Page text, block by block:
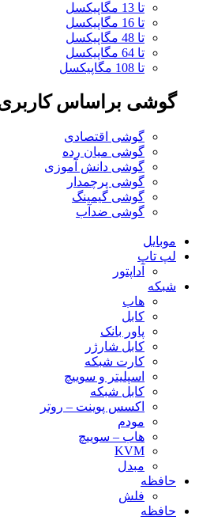
تا 13 مگاپیکسل
تا 16 مگاپیکسل
تا 48 مگاپیکسل
تا 64 مگاپیکسل
تا 108 مگاپیکسل
گوشی براساس
گوشی اقتصادی
گوشی میان رده
گوشی دانش آموزی
گوشی پرچمدار
گوشی گیمینگ
گوشی ضدآب
موبایل
لپ تاپ
آداپتور
شبکه
هاب
کابل
پاور بانک
کابل شارژر
کارت شبکه
اسپلیتر و سوییچ
کابل شبکه
اکسس پوینت – روتر
مودم
هاب – سوییچ
KVM
مبدل
حافظه
فلش
حافظه